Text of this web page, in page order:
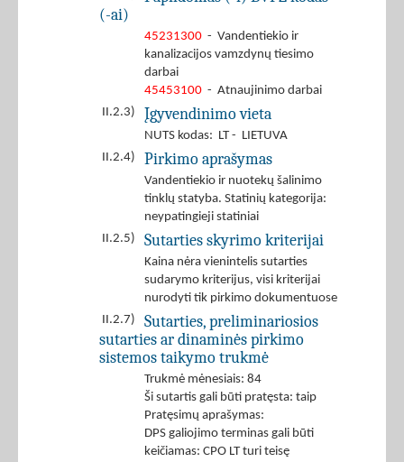
(-ai)
45231300 - Vandentiekio ir
kanalizacijos vamzdynų tiesimo
darbai
45453100 - Atnaujinimo darbai
II.2.3)
Įgyvendinimo vieta
NUTS kodas: LT - LIETUVA
II.2.4)
Pirkimo aprašymas
Vandentiekio ir nuotekų šalinimo
tinklų statyba. Statinių kategorija:
neypatingieji statiniai
II.2.5)
Sutarties skyrimo kriterijai
Kaina nėra vienintelis sutarties
sudarymo kriterijus, visi kriterijai
nurodyti tik pirkimo dokumentuose
II.2.7)
Sutarties, preliminariosios
sutarties ar dinaminės pirkimo
sistemos taikymo trukmė
Trukmė mėnesiais: 84
Ši sutartis gali būti pratęsta: taip
Pratęsimų aprašymas:
DPS galiojimo terminas gali būti
keičiamas: CPO LT turi teisę